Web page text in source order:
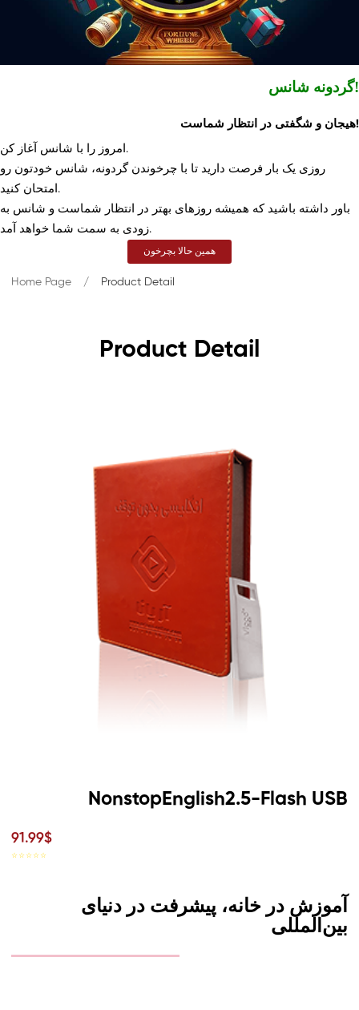
گردونه شانس!
هیجان و شگفتی در انتظار شماست!
امروز را با شانس آغاز کن.
روزی یک بار فرصت دارید تا با چرخوندن گردونه، شانس خودتون رو
امتحان کنید.
باور داشته باشید که همیشه روزهای بهتر در انتظار شماست و شانس به
زودی به سمت شما خواهد آمد.
همین حالا بچرخون
Product Detail
Home Page Product Detail
NonstopEnglish2.5-Flash USB
91.99$
☆
☆
☆
☆
☆
آموزش در خانه، پیشرفت در دنیای
بین‌المللی